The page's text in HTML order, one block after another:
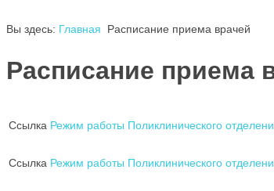
Вы здесь: Главная Расписание приема врачей
Расписание приема
Ссылка Режим работы Поликлинического
Ссылка Режим работы Поликлинического